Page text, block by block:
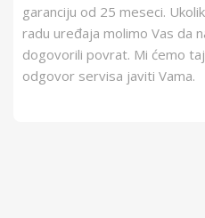
garanciju od 25 meseci.
radu uređaja molimo Vas da
dogovorili povrat. Mi ćemo
odgovor servisa javiti Vama.